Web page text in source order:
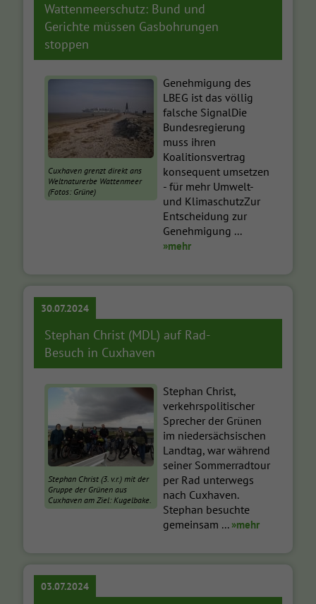
Wattenmeerschutz: Bund und
Gerichte müssen Gasbohrungen
stoppen
Cuxhaven grenzt direkt ans
Weltnaturerbe Wattenmeer
(Fotos: Grüne)
Genehmigung des
LBEG ist das völlig
falsche SignalDie
Bundesregierung
muss ihren
Koalitionsvertrag
konsequent umsetzen
- für mehr Umwelt-
und KlimaschutzZur
Entscheidung zur
Genehmigung ...
»mehr
30.07.2024
Stephan Christ (MDL) auf Rad-
Besuch in Cuxhaven
Stephan Christ (3. v.r.) mit der
Gruppe der Grünen aus
Cuxhaven am Ziel: Kugelbake.
Stephan Christ,
verkehrspolitischer
Sprecher der Grünen
im niedersächsischen
Landtag, war während
seiner Sommerradtour
per Rad unterwegs
nach Cuxhaven.
Stephan besuchte
gemeinsam ... »mehr
03.07.2024